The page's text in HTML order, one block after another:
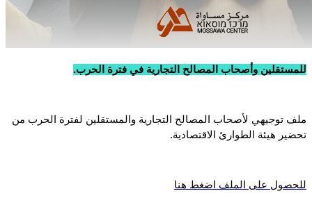
للمستقلين وأصحاب المصالح التجارية في فترة الحرب.
ملف توجيهي لأصحاب المصالح التجارية والمستقلين لفترة الحرب من
تحضير هيئة الطوارئ الاقتصادية.
للحصول على الملف اضغط هنا